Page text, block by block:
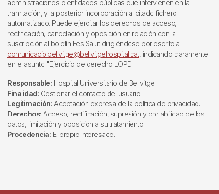
administraciones o entidades públicas que intervienen en la
tramitación, y la posterior incorporación al citado fichero
automatizado. Puede ejercitar los derechos de acceso,
rectificación, cancelación y oposición en relación con la
suscripción al boletín Fes Salut dirigiéndose por escrito a
comunicacio.bellvitge@bellvitgehospital.cat, indicando claramente
en el asunto "Ejercicio de derecho LOPD".
Responsable: Hospital Universitario de Bellvitge.
Finalidad: Gestionar el contacto del usuario
Legitimación: Aceptación expresa de la política de privacidad.
Derechos: Acceso, rectificación, supresión y portabilidad de los
datos, limitación y oposición a su tratamiento.
Procedencia: El propio interesado.